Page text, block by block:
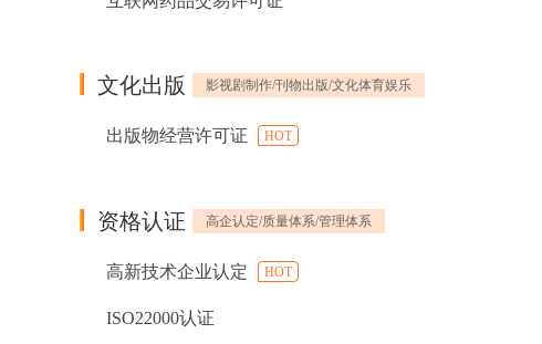
文化出版 影视剧制作/刊物出版/文化体育娱乐
出版物经营许可证 HOT
资格认证 高企认定/质量体系/管理体系
高新技术企业认定 HOT
ISO22000认证